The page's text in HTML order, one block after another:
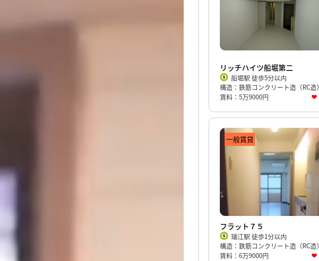
リッチハイツ船堀第二
船堀駅 徒歩5分以内
構造：鉄筋コンクリート造（RC造）
賃料：5万9000円
一般賃貸
フラット７５
瑞江駅 徒歩1分以内
構造：鉄筋コンクリート造（RC造）
賃料：6万9000円